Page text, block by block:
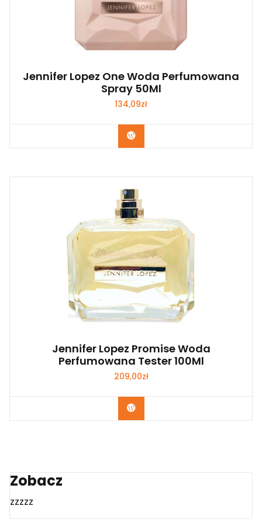
Jennifer Lopez One Woda Perfumowana
Spray 50Ml
134,09zł
Zobacz
Jennifer Lopez Promise Woda
Perfumowana Tester 100Ml
209,00zł
Zobacz
Zobacz
zzzzz